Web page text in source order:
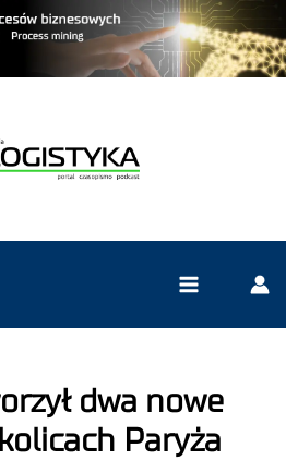
dwa nowe
Paryża